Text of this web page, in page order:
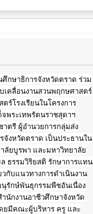
กษาธิการจังหวัดตราด ร่วม
เคลื่อนงานสวนพฤกษศาสตร์
ร์โรงเรียนในโครงการ
พระเทพรัตนราชสุดาฯ
ตรี ผู้อำนวยการกลุ่มส่ง
จังหวัดตราด เป็นประธานใน
ลัยบูรพา และมหาวิทยาลัย
ธรรมวิริยสติ รักษาการแทน
กับแนวทางการดำเนินงาน
นุรักษ์พันธุกรรมพืชอันเนื่อง
นักงานอาชีวศึกษาจังหวัด
ยมีคณะผู้บริหาร ครู และ